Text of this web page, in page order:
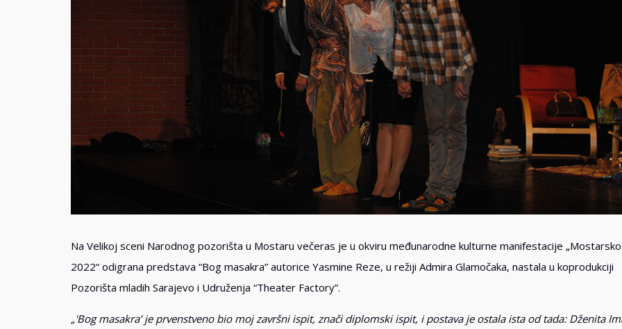
Na Velikoj sceni Narodnog pozorišta u Mostaru večeras je u okviru međunarodne kulturne manifestacije
2022“ odigrana predstava “Bog masakra” autorice Yasmine Reze, u režiji Admira Glamočaka, nastala u koprodukciji
Pozorišta mladih Sarajevo i Udruženja “Theater Factory”.
„'Bog masakra’ je prvenstveno bio moj završni ispit, znači diplomski ispit, i postava je ostala ista od tada: Dženita